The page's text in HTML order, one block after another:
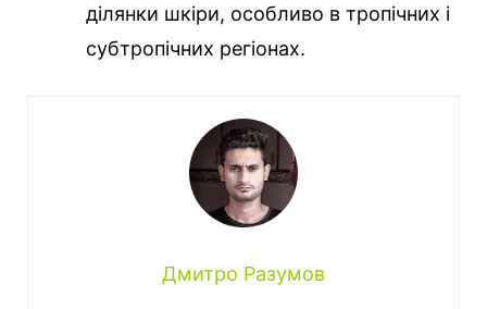
ділянки шкіри, особливо в тропічних і
субтропічних регіонах.
Дмитро Разумов